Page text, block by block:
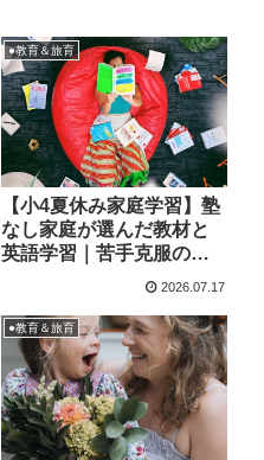
●教育＆旅育
【小4夏休み家庭学習】塾
なし家庭が選んだ教材と
英語学習｜苦手克服の取
2026.07.17
●教育＆旅育